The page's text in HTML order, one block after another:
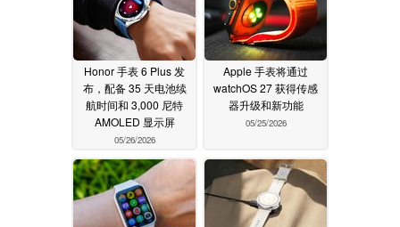
Honor 手表 6 Plus 发
布，配备 35 天电池续
航时间和 3,000 尼特
AMOLED 显示屏
05/26/2026
Apple 手表将通过
watchOS 27 获得传感
器升级和新功能
05/25/2026